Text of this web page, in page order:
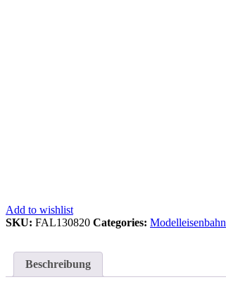
Add to wishlist
SKU: FAL130820 Categories: Modelleisenbahn
Beschreibung